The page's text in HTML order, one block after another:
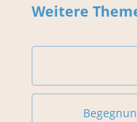
Weitere